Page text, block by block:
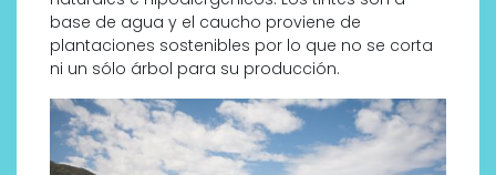
base de agua y el caucho proviene de
plantaciones sostenibles por lo que no se corta
ni un sólo árbol para su producción.